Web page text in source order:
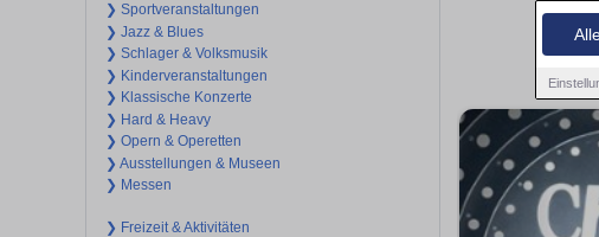
❯ Sportveranstaltungen
❯ Jazz & Blues
❯ Schlager & Volksmusik
❯ Kinderveranstaltungen
❯ Klassische Konzerte
❯ Hard & Heavy
❯ Opern & Operetten
❯ Ausstellungen & Museen
❯ Messen
❯ Freizeit & Aktivitäten